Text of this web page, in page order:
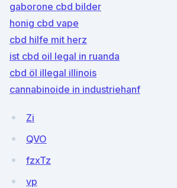
gaborone cbd bilder
honig cbd vape
cbd hilfe mit herz
ist cbd oil legal in ruanda
cbd öl illegal illinois
cannabinoide in industriehanf
Zi
QVO
fzxTz
vp